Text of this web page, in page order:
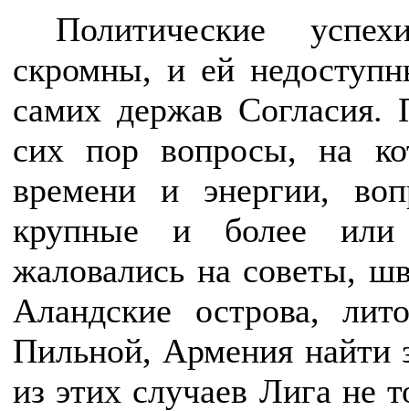
Политические
скромны, и ей
самих держав Согласия.
сих пор вопросы, на
времени и энергии,
крупные и более или
жаловались на советы,
Аландские острова,
Пильной, Армения найти
из этих случаев Лига не